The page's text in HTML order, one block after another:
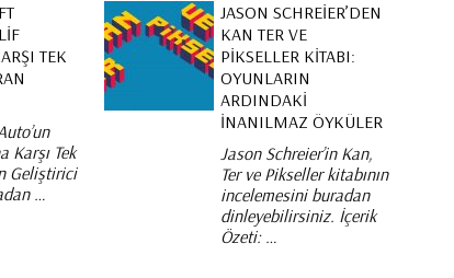
TEK
Karşı Tek
Geliştirici
…
JASON SCHREIER’DEN
KAN TER VE
PIKSELLER KITABI:
OYUNLARIN
ARDINDAKI
İNANILMAZ ÖYKÜLER
Jason Schreier’in Kan,
Ter ve Pikseller kitabının
incelemesini buradan
dinleyebilirsiniz. İçerik
Özeti: …